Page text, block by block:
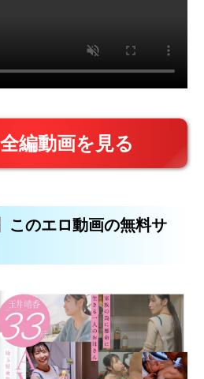
編動画を見る
このエロ動画の無料サ